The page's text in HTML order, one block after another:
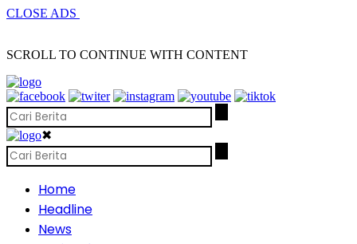
CLOSE ADS
SCROLL TO CONTINUE WITH CONTENT
✖
Home
Headline
News